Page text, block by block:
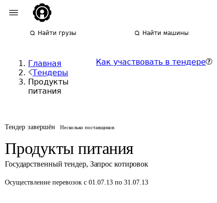
Найти грузы Найти машины
Главная
Тендеры
Продукты
питания
Как участвовать в тендере
Тендер завершён Несколько поставщиков
Продукты питания
Государственный тендер, Запрос котировок
Осуществление перевозок с 01.07.13 по 31.07.13